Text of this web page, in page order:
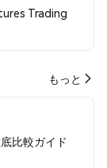
Trading
もっと
比較ガイド